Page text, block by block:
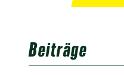
Beiträge